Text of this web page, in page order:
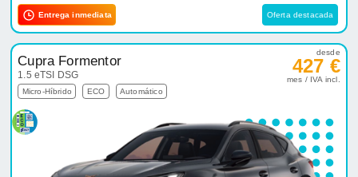
Entrega inmediata Oferta destacada
Cupra Formentor
1.5 eTSI DSG
Micro-Híbrido ECO Automático
desde
427 €
mes / IVA incl.